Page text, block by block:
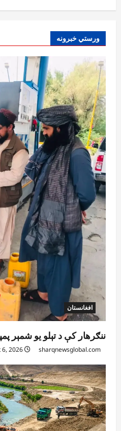
0
2
چارې په
0
3
آمریکا
ټرمپ : د امریکا
دي
0
4
آمریکا
ټرمپ : ایران
غوره بولي
0
افغانستان
کورنیو چارو
اسعارو د
0
ورستي خبرونه
افغانستان
ننګرهار کې د تېلو یو شمېر
sharqnewsglobal.com